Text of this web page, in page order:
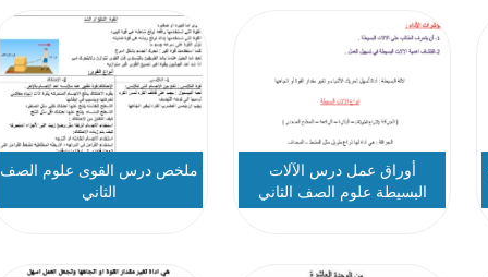
أوراق عمل درس الآلات
البسيطة علوم الصف الثاني
ملخص درس القوى علوم الصف
الثاني